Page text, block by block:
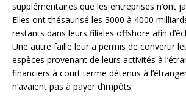
supplémentaires que les entreprises n’ont
Elles ont thésaurisé les 3000 à 4000
restants dans leurs filiales offshore afin
Une autre faille leur a permis de convertir
espèces provenant de leurs activités à
financiers à court terme détenus à
n’avaient pas à payer d’impôts.